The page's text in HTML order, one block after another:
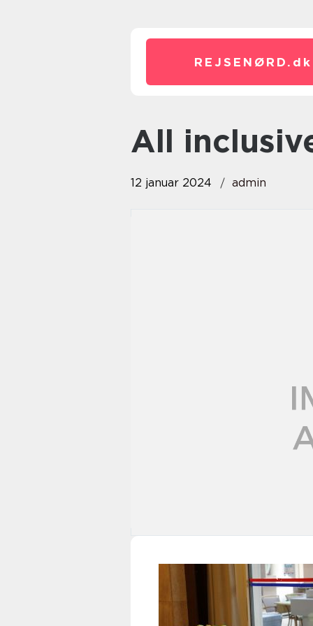
REJSENØRD. dk
all
12 januar 2024 admin